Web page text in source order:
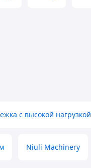
с высокой нагрузкой
Niuli Machinery